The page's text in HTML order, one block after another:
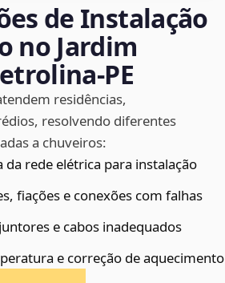
de Instalação
no Jardim
residências,
resolvendo diferentes
a chuveiros:
da rede elétrica para instalação
fiações e conexões com falhas
e cabos inadequados
e correção de aquecimento